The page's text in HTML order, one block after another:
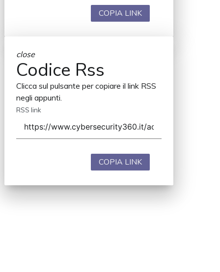
COPIA LINK
close
Codice Rss
Clicca sul pulsante per copiare il link RSS
negli appunti.
RSS link
COPIA LINK